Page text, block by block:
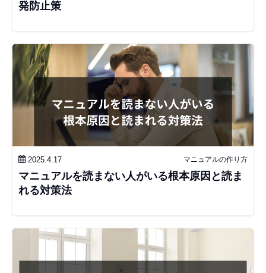
発防止策
2025.4.17 マニュアルの作り方
マニュアルを読まない人がいる根本原因と読ま
れる対策法